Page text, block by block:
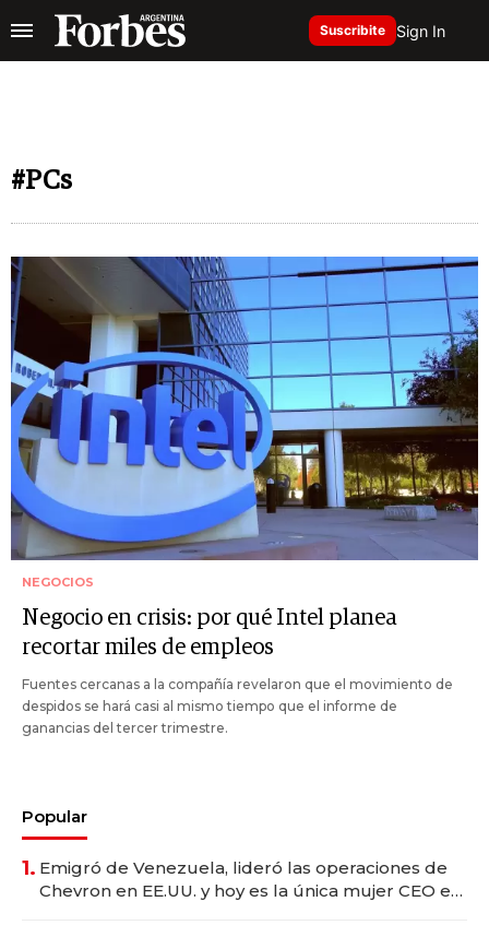
Suscribite Sign In
#PCs
NEGOCIOS
Negocio en crisis: por qué Intel planea
recortar miles de empleos
Fuentes cercanas a la compañía revelaron que el movimiento de
despidos se hará casi al mismo tiempo que el informe de
ganancias del tercer trimestre.
Popular
1. Emigró de Venezuela, lideró las operaciones de
Chevron en EE.UU. y hoy es la única mujer CEO en